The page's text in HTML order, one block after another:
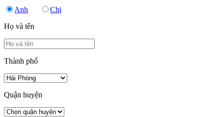
Anh
Chị
Họ và tên
Thành phố
Quận huyện